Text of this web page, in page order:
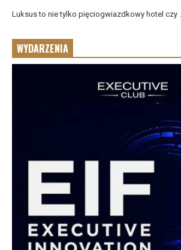
Luksus to nie tylko pięciogwiazdkowy hotel czy ...
WYDARZENIA